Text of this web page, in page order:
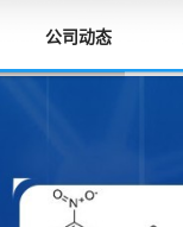
公司动态